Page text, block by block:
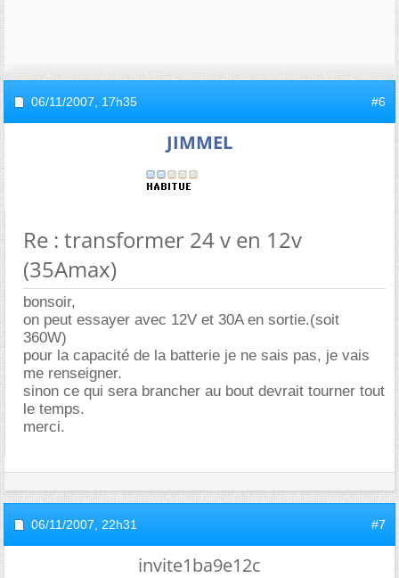
06/11/2007, 17h35 #6
JIMMEL
Re : transformer 24 v en 12v
(35Amax)
bonsoir,
on peut essayer avec 12V et 30A en sortie.(soit
360W)
pour la capacité de la batterie je ne sais pas, je vais
me renseigner.
sinon ce qui sera brancher au bout devrait tourner tout
le temps.
merci.
06/11/2007, 22h31 #7
invite1ba9e12c